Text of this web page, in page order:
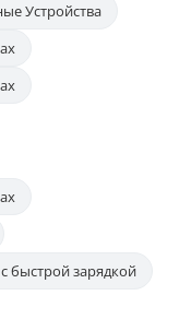
Устройства
быстрой зарядкой